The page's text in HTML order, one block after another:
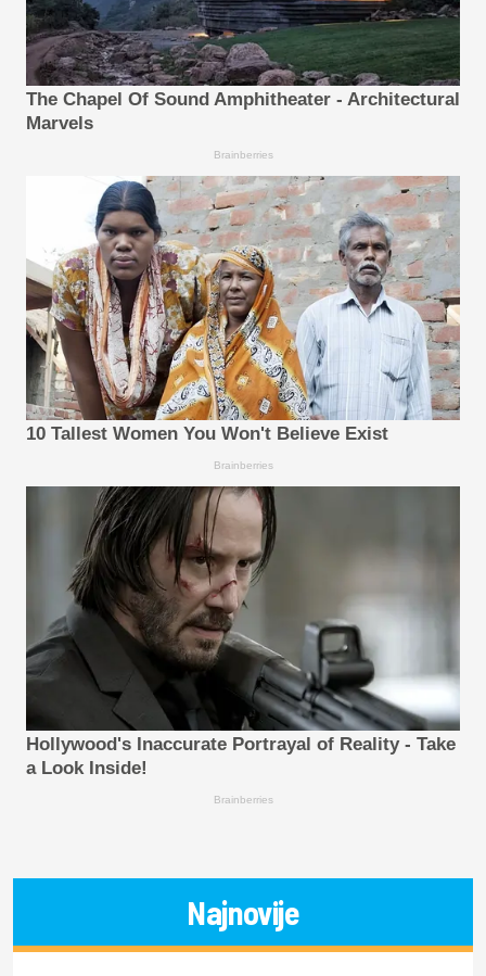
The Chapel Of Sound Amphitheater - Architectural
Marvels
Brainberries
10 Tallest Women You Won't Believe Exist
Brainberries
Hollywood's Inaccurate Portrayal of Reality - Take
a Look Inside!
Brainberries
Najnovije